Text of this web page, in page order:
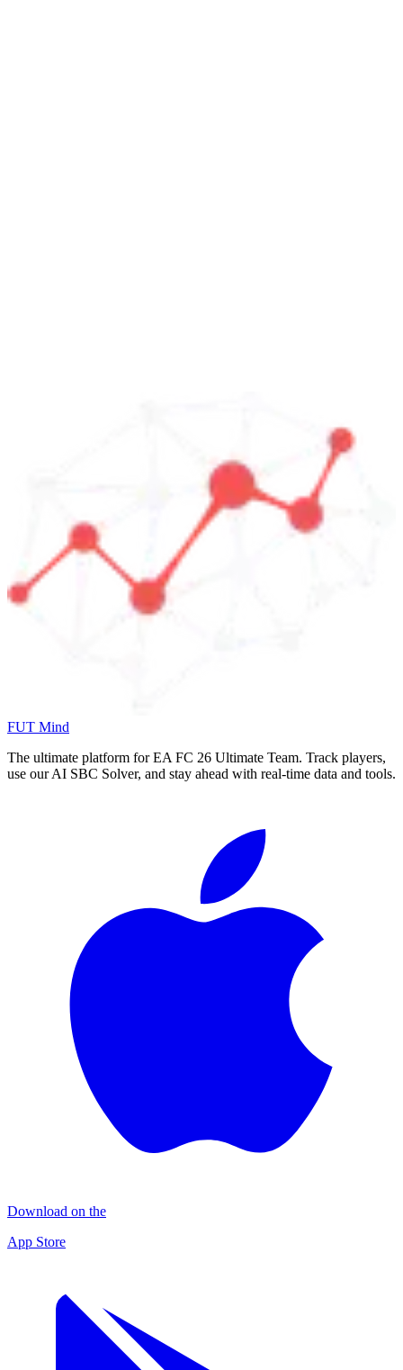
FUT Mind
The ultimate platform for EA FC 26 Ultimate Team. Track players,
use our AI SBC Solver, and stay ahead with real-time data and tools.
Download on the
App Store